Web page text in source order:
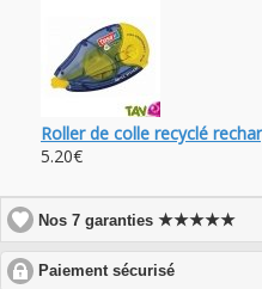
Roller de colle recyclé
5.20€
Nos 7 garanties★★★★★
Paiement sécurisé